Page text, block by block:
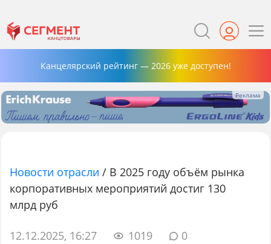
Канцелярский рейтинг — 2026 уже доступен!
Новости отрасли / В 2025 году объём рынка
корпоративных мероприятий достиг 130
млрд руб
12.12.2025, 16:27 1019 0